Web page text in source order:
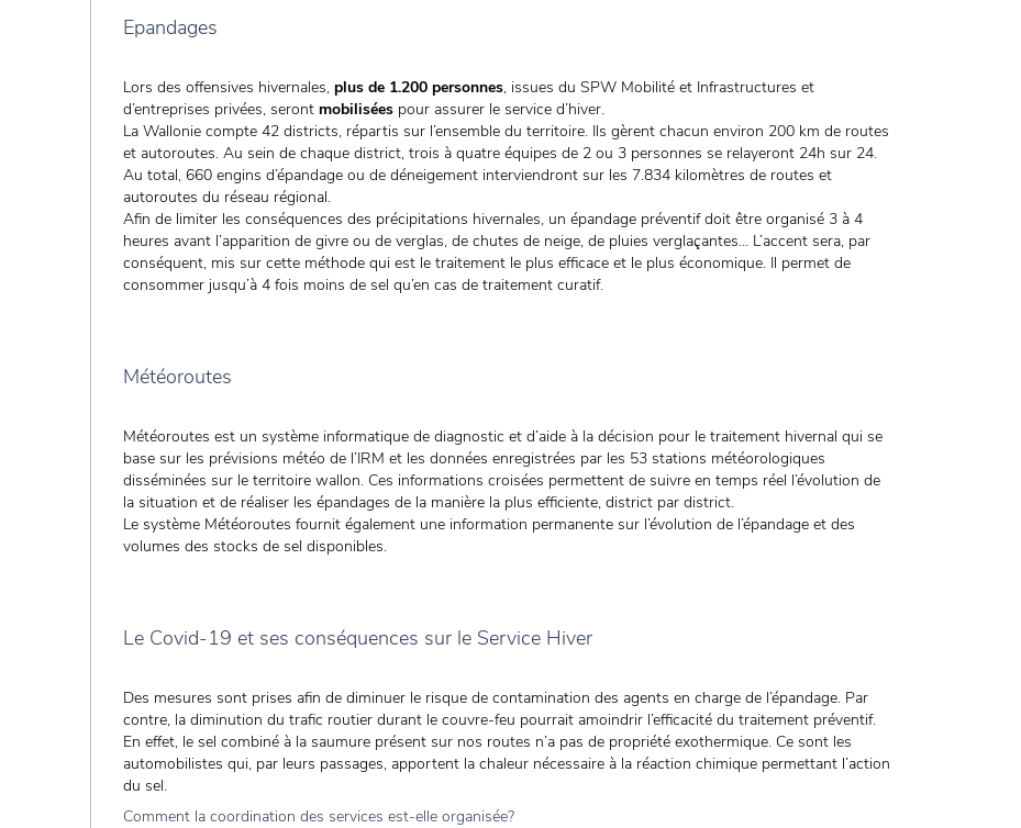
Epandages
Lors des offensives hivernales, plus de 1.200 personnes, issues du SPW Mobilité et Infrastructures et
d’entreprises privées, seront mobilisées pour assurer le service d’hiver.
La Wallonie compte 42 districts, répartis sur l’ensemble du territoire. Ils gèrent chacun environ 200 km de routes
et autoroutes. Au sein de chaque district, trois à quatre équipes de 2 ou 3 personnes se relayeront 24h sur 24.
Au total, 660 engins d’épandage ou de déneigement interviendront sur les 7.834 kilomètres de routes et
autoroutes du réseau régional.
Afin de limiter les conséquences des précipitations hivernales, un épandage préventif doit être organisé 3 à 4
heures avant l’apparition de givre ou de verglas, de chutes de neige, de pluies verglaçantes… L’accent sera, par
conséquent, mis sur cette méthode qui est le traitement le plus efficace et le plus économique. Il permet de
consommer jusqu’à 4 fois moins de sel qu’en cas de traitement curatif.
Météoroutes
Météoroutes est un système informatique de diagnostic et d’aide à la décision pour le traitement hivernal qui se
base sur les prévisions météo de l’IRM et les données enregistrées par les 53 stations météorologiques
disséminées sur le territoire wallon. Ces informations croisées permettent de suivre en temps réel l’évolution de
la situation et de réaliser les épandages de la manière la plus efficiente, district par district.
Le système Météoroutes fournit également une information permanente sur l’évolution de l’épandage et des
volumes des stocks de sel disponibles.
Le Covid-19 et ses conséquences sur le Service Hiver
Des mesures sont prises afin de diminuer le risque de contamination des agents en charge de l’épandage. Par
contre, la diminution du trafic routier durant le couvre-feu pourrait amoindrir l’efficacité du traitement préventif.
En effet, le sel combiné à la saumure présent sur nos routes n’a pas de propriété exothermique. Ce sont les
automobilistes qui, par leurs passages, apportent la chaleur nécessaire à la réaction chimique permettant l’action
du sel.
Comment la coordination des services est-elle organisée?